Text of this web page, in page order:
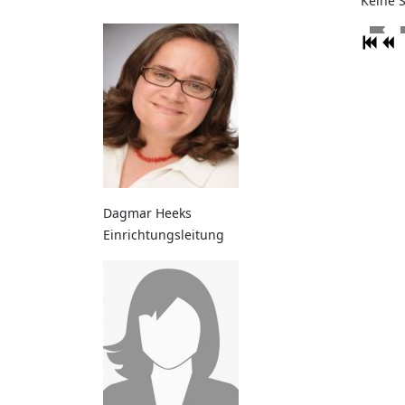
Dagmar Heeks
Einrichtungsleitung